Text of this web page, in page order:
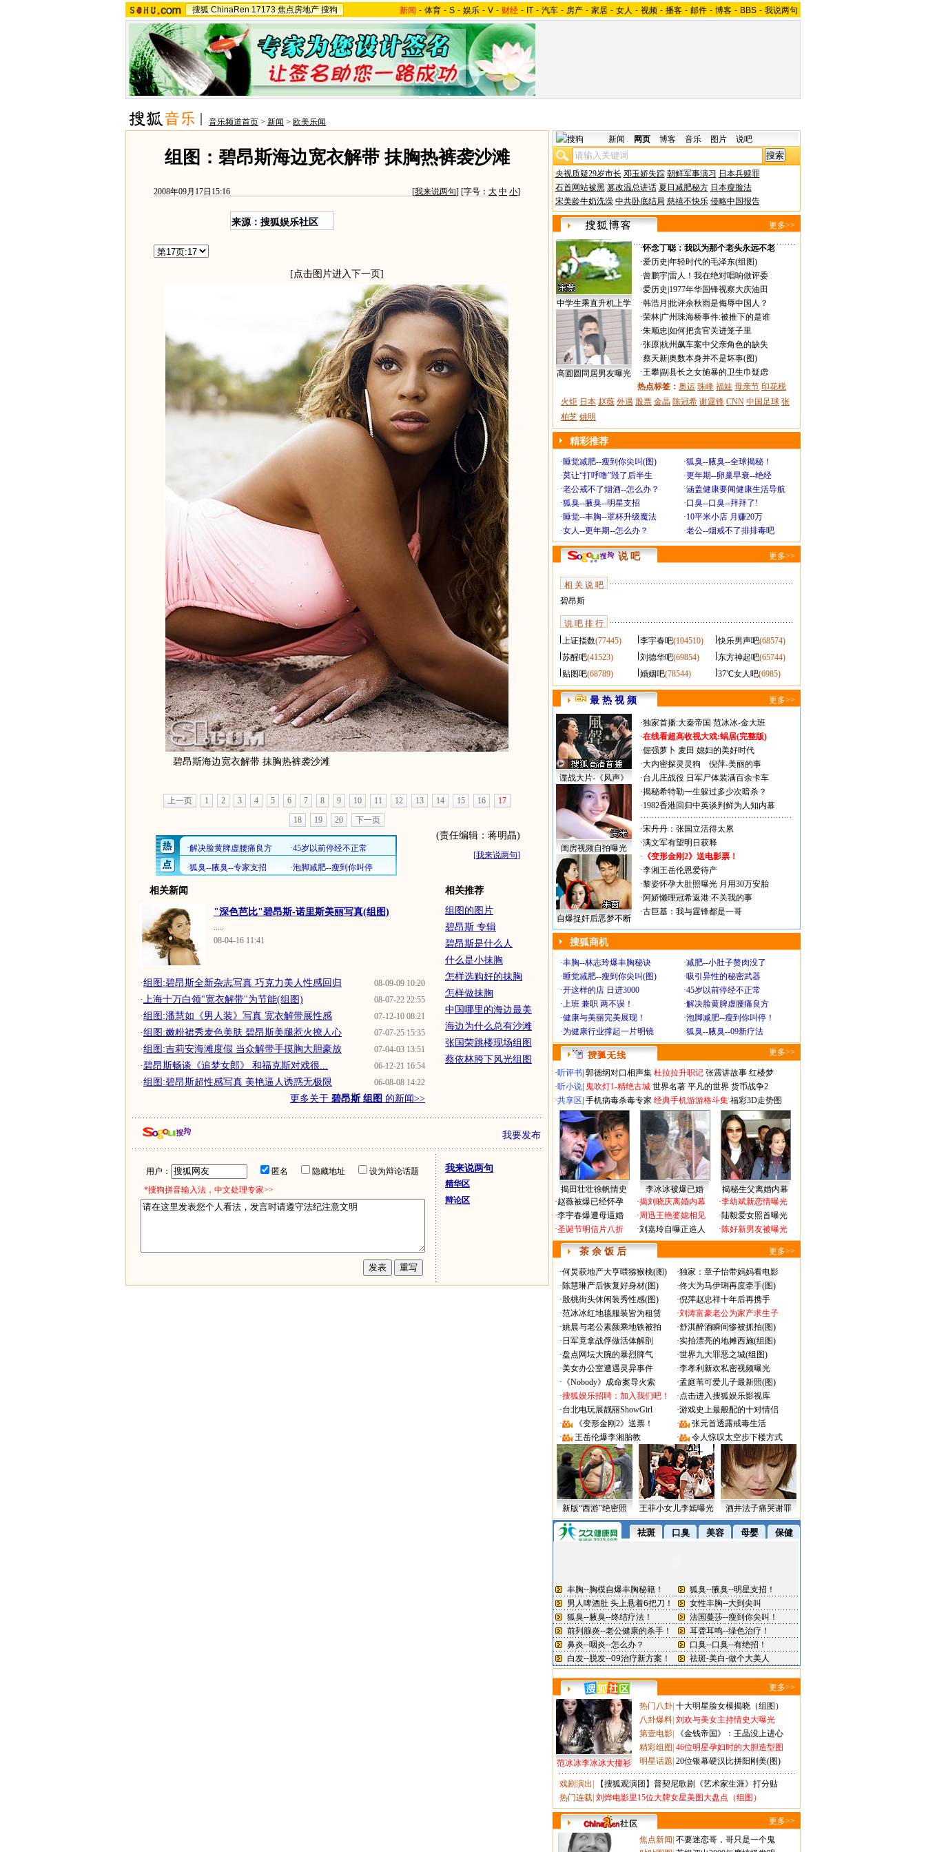
搜狐 ChinaRen 17173 焦点房地产 搜狗 新闻 - 体育 - S - 娱乐 - V - 财经 - IT - 汽车 - 房产 - 家居 - 女人 - 视频 - 播客 - 邮件 - 博客 - BBS - 我说两句
音乐频道首页 > 新闻 > 欧美乐闻
组图：碧昂斯海边宽衣解带 抹胸热裤袭沙滩
2008年09月17日15:16 [我来说两句] [字号： 大 中 小]
来源：搜狐娱乐社区
[点击图片进入下一页]
碧昂斯海边宽衣解带 抹胸热裤袭沙滩
上一页 1 2 3 4 5 6 7 8 9 10 11 12 13 14 15 16
17
18
19 20 下一页
(责任编辑：蒋明晶)
[我来说两句]
相关新闻
"深色芭比"碧昂斯-诺里斯美丽写真(组图)
.....
08-04-16 11:41
08-09-09 10:20
·组图:碧昂斯全新杂志写真 巧克力美人性感回归
08-07-22 22:55
·上海十万白领"宽衣解带"为节能(组图)
07-12-10 08:21
·组图:潘慧如《男人装》写真 宽衣解带展性感
07-07-25 15:35
·组图:嫩粉裙秀麦色美肤 碧昂斯美腿惹火撩人心
07-04-03 13:51
·组图:吉莉安海滩度假 当众解带手摸胸大胆豪放
06-12-21 16:54
·碧昂斯畅谈《追梦女郎》 和福克斯对戏很...
06-08-08 14:22
·组图:碧昂斯超性感写真 美艳逼人诱惑无极限
更多关于 碧昂斯 组图 的新闻>>
相关推荐
组图的图片
碧昂斯 专辑
碧昂斯是什么人
什么是小抹胸
怎样选购好的抹胸
怎样做抹胸
中国哪里的海边最美
海边为什么总有沙滩
张国荣跳楼现场组图
蔡依林胯下风光组图
我要发布
用户： 匿名 隐藏地址
设为辩论话题
*搜狗拼音输入法，中文处理专家>>
我来说两句
精华区
辩论区
新闻 网页 博客 音乐 图片 说吧
央视质疑29岁市长 邓玉娇失踪 朝鲜军事演习 日本兵赎罪
石首网站被黑 篡改温总讲话 夏日减肥秘方 日本瘦脸法
宋美龄牛奶洗澡 中共卧底结局 慈禧不快乐 侵略中国报告
更多>>
中学生乘直升机上学
高圆圆同居男友曝光
·怀念丁聪：我以为那个老头永远不老
·爱历史 年轻时代的毛泽东(组图)
·曾鹏宇|雷人！我在绝对唱响做评委
·爱历史 1977年华国锋视察大庆油田
·韩浩月 批评余秋雨是侮辱中国人？
·荣林| 广州珠海桥事件:被推下的是谁
·朱顺忠 如何把贪官关进笼子里
·张原|杭州飙车案中父亲角色的缺失
·蔡天新|奥数本身并不是坏事(图)
·王攀|副县长之女施暴的卫生巾疑虑
热点标签： 奥运 珠峰 福娃 母亲节 印花税
火炬 日本 赵薇 外遇 股票 金晶 陈冠希 谢霆锋 CNN 中国足球 张
柏芝 姚明
精彩推荐
·睡觉减肥--瘦到你尖叫(图) ·狐臭--腋臭--全球揭秘！
·莫让“打呼噜”毁了后半生 ·更年期--卵巢早衰--绝经
·老公戒不了烟酒--怎么办？ ·涵盖健康要闻健康生活导航
·狐臭--腋臭--明星支招 ·口臭--口臭--拜拜了!
·睡觉--丰胸--罩杯升级魔法 ·10平米小店 月赚20万
·女人--更年期--怎么办？ ·老公--烟戒不了排排毒吧
说 吧 更多>>
相 关 说 吧
碧昂斯
说 吧 排 行
上证指数(77445) 李宇春吧(104510) 快乐男声吧(68574)
苏醒吧(41523) 刘德华吧(69854) 东方神起吧(65744)
贴图吧(68789) 婚姻吧(78544) 37℃女人吧(6985)
最 热 视 频 更多>>
谍战大片-《风声》
闺房视频自拍曝光
自爆捉奸后恶梦不断
·独家首播:大秦帝国 范冰冰-金大班
·在线看超高收视大戏:蜗居(完整版)
·倔强萝卜 麦田 媳妇的美好时代
·大内密探灵灵狗
倪萍-美丽的事
·台儿庄战役 日军尸体装满百余卡车
·揭秘希特勒一生躲过多少次暗杀？
·1982香港回归中英谈判鲜为人知内幕
·宋丹丹：张国立活得太累
·满文军有望明日获释
· 《变形金刚2》送电影票！
·李湘王岳伦恩爱待产
·黎姿怀孕大肚照曝光 月用30万安胎
·阿娇懒理冠希返港:不关我的事
·古巨基：我与霆锋都是一哥
搜狐商机
·丰胸--林志玲爆丰胸秘诀 ·减肥--小肚子赘肉没了
·睡觉减肥--瘦到你尖叫(图) ·吸引异性的秘密武器
·开这样的店 日进3000 ·45岁以前停经不正常
·上班 兼职 两不误！ ·解决脸黄脾虚腰痛良方
·健康与美丽完美展现！ ·泡脚减肥--瘦到你叫停！
·为健康行业撑起一片明镜 ·狐臭--腋臭--09新疗法
更多>>
·听评书 郭德纲对口相声集 杜拉拉升职记 张震讲故事 红楼梦
·听小说 鬼吹灯1-精绝古城 世界名著 平凡的世界 货币战争2
·共享区 手机病毒杀毒专家 经典手机游游格斗集 福彩3D走势图
揭田壮壮徐帆情史 李冰冰被爆已婚
揭秘生父离婚内幕
·赵薇被爆已经怀孕
·李宇春爆遭母逼婚
·圣诞节明信片八折
·揭刘晓庆离婚内幕
·周迅王艳婆媳相见
·刘嘉玲自曝正造人
·李幼斌新恋情曝光
·陆毅爱女照首曝光
·陈好新男友被曝光
茶 余 饭 后 更多>>
·何炅获地产大亨喂猕猴桃(图) ·独家：章子怡带妈妈看电影
·陈慧琳产后恢复好身材(图) ·佟大为马伊琍再度牵手(图)
·殷桃街头休闲装秀性感(图) ·倪萍赵忠祥十年后再携手
·范冰冰红地毯服装皆为租赁 ·刘涛富豪老公为家产求生子
·姚晨与老公素颜乘地铁被拍 ·舒淇醉酒瞬间惨被抓拍(图)
· 日军竟拿战俘做活体解剖 ·实拍漂亮的地摊西施(组图)
·盘点网坛大腕的暴烈脾气 ·世界九大罪恶之城(组图)
·美女办公室遭遇灵异事件 ·李孝利新欢私密视频曝光
· 《Nobody》成命案导火索 ·孟庭苇可爱儿子最新照(图)
·搜狐娱乐招聘：加入我们吧！ ·点击进入搜狐娱乐影视库
·台北电玩展靓丽ShowGirl ·游戏史上最般配的十对情侣
·
《变形金刚2》送票！ ·
张元首透露戒毒生活
·
王岳伦爆李湘胎教 · 令人惊叹太空步下楼方式
新版“西游”绝密照 王菲小女儿李嫣曝光 酒井法子痛哭谢罪
更多>>
范冰冰李冰冰大撞衫
热门八卦 十大明星脸女模揭晓（组图）
八卦爆料 刘欢与美女主持情史大曝光
第壹电影
《金钱帝国》：王晶没上进心
精彩组图 46位明星孕妇时的大胆造型图
明星话题 20位银幕硬汉比拼阳刚美(图)
戏剧演出
【搜狐观演团】普契尼歌剧《艺术家生涯》打分贴
热门连载 刘烨电影里15位大牌女星美图大盘点（组图）
更多>>
焦点新闻 不要迷恋哥，哥只是一个鬼